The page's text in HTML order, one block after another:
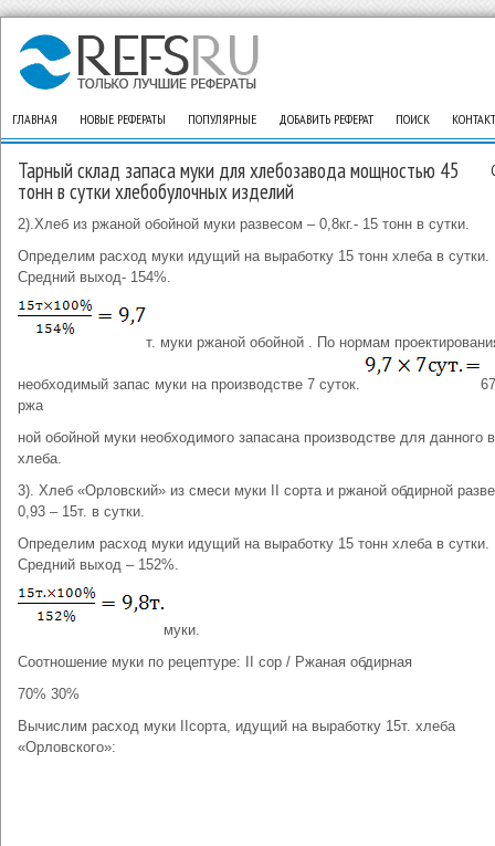
ГЛАВНАЯ НОВЫЕ РЕФЕРАТЫ ПОПУЛЯРНЫЕ ДОБАВИТЬ РЕФЕРАТ ПОИСК
Тарный склад запаса муки для хлебозавода мощностью 45
тонн в сутки хлебобулочных изделий
2).Хлеб из ржаной обойной муки развесом – 0,8кг.- 15 тонн в сутки.
Определим расход муки идущий на выработку 15 тонн хлеба в сутки.
Средний выход- 154%.
т. муки ржаной обойной . По нормам
необходимый запас муки на производстве 7 суток.
ржа
ной обойной муки необходимого запасана производстве для данного
хлеба.
3). Хлеб «Орловский» из смеси муки II сорта и ржаной обдирной
0,93 – 15т. в сутки.
Определим расход муки идущий на выработку 15 тонн хлеба в сутки.
Средний выход – 152%.
муки.
Соотношение муки по рецептуре: II cор / Ржаная обдирная
70% 30%
Вычислим расход муки IIсорта, идущий на выработку 15т. хлеба
«Орловского»: